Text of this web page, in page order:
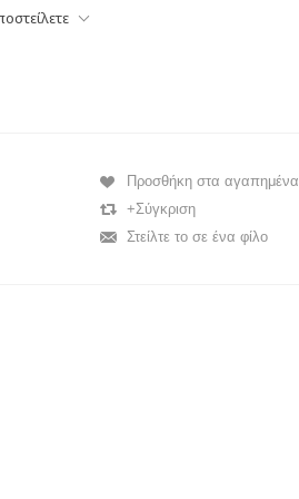
Προσθήκη στα αγαπημένα
+Σύγκριση
Στείλτε το σε ένα φίλο